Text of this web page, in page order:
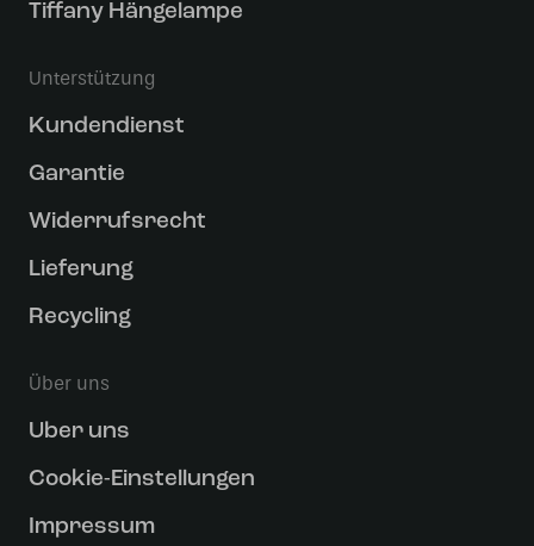
Tiffany Hängelampe
Unterstützung
Kundendienst
Garantie
Widerrufsrecht
Lieferung
Recycling
Über uns
Uber uns
Cookie-Einstellungen
Impressum